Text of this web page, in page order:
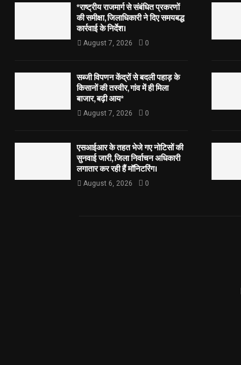
*राष्ट्रीय राजमार्ग से संबंधित प्रकरणों
की समीक्षा, जिलाधिकारी ने दिए समयबद्ध
कार्रवाई के निर्देश।
August 7, 2026 0
सब्जी विपणन केंद्रों से बदली पहाड़ के
किसानों की तस्वीर, गांव में ही मिला
बाजार, बढ़ी आय*
August 7, 2026 0
एसआईआर के तहत भेजे गए नोटिसों की
सुनवाई जारी, जिला निर्वाचन अधिकारी
लगातार कर रही हैं मॉनिटरिंग।
August 6, 2026 0